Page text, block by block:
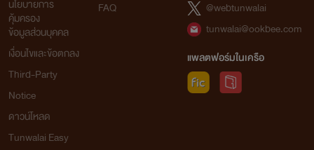
นโยบายการ
คุ้มครอง
ข้อมูลส่วนบุคคล
เงื่อนไขและข้อตกลง
Third-Party
Notice
ดาวน์โหลด
Tunwalai Easy
FAQ
@webtunwalai
tunwalai@ookbee.com
แพลตฟอร์มในเครือ